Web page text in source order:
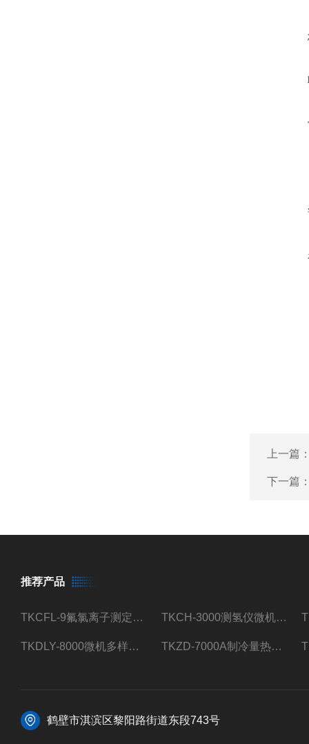
上一篇
下一篇
推荐产品
TKCFL-9氟氯离子测定仪自动煤质检测 TKCH-3000测氢仪微机氢元素测定煤质检测
TKDLY-8000微机多样测硫仪自动定硫仪化验室硫含量测定 TKZD-7000A制冷量热仪自动升降热值仪煤质检测
鹤壁市淇滨区黎阳路街道东段743号